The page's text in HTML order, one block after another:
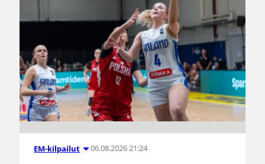
EM-kilpailut 06.08.2026 21:24